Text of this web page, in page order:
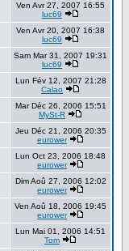
Ven Avr 27, 2007 16:55
luc69
Ven Avr 20, 2007 16:38
luc69
Sam Mar 31, 2007 19:31
luc69
Lun Fév 12, 2007 21:28
Calao
Mar Déc 26, 2006 15:51
MySt-R
Jeu Déc 21, 2006 20:35
eurower
Lun Oct 23, 2006 18:48
eurower
Dim Aoû 27, 2006 12:02
eurower
Ven Aoû 18, 2006 19:45
eurower
Lun Mai 01, 2006 14:51
Tom